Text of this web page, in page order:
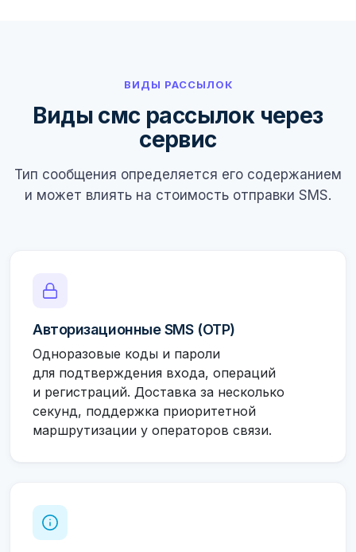
ВИДЫ РАССЫЛОК
Виды смс рассылок через
сервис
Тип сообщения определяется его содержанием
и может влиять на стоимость отправки SMS.
Авторизационные SMS (OTP)
Одноразовые коды и пароли
для подтверждения входа, операций
и регистраций. Доставка за несколько
секунд, поддержка приоритетной
маршрутизации у операторов связи.